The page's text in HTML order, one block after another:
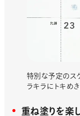
特別な予定のス
ラキラにトキめき
重ね塗りを楽